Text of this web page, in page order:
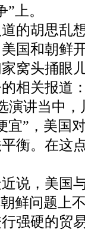
上。
的胡思乱
美国和朝
窝头捅眼
相关报道
演讲当中
宜”，美国
衡。在这
说，美国
鲜问题上
强硬的贸